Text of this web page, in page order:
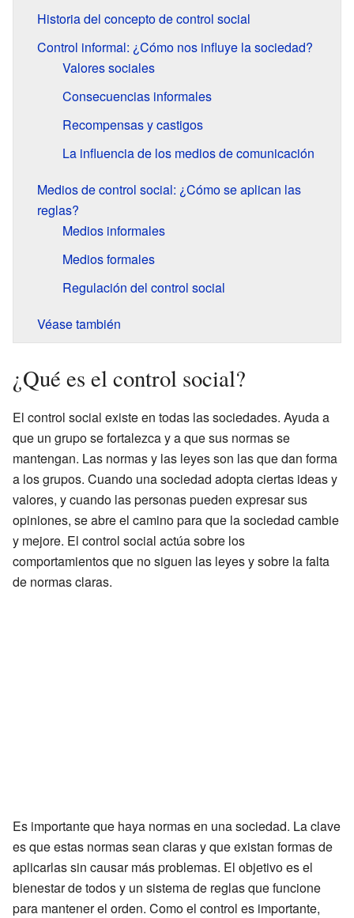
Historia del concepto de control social
Control informal: ¿Cómo nos influye la sociedad?
Valores sociales
Consecuencias informales
Recompensas y castigos
La influencia de los medios de comunicación
Medios de control social: ¿Cómo se aplican las
reglas?
Medios informales
Medios formales
Regulación del control social
Véase también
¿Qué es el control social?
El control social existe en todas las sociedades. Ayuda a
que un grupo se fortalezca y a que sus normas se
mantengan. Las normas y las leyes son las que dan forma
a los grupos. Cuando una sociedad adopta ciertas ideas y
valores, y cuando las personas pueden expresar sus
opiniones, se abre el camino para que la sociedad cambie
y mejore. El control social actúa sobre los
comportamientos que no siguen las leyes y sobre la falta
de normas claras.
Es importante que haya normas en una sociedad. La clave
es que estas normas sean claras y que existan formas de
aplicarlas sin causar más problemas. El objetivo es el
bienestar de todos y un sistema de reglas que funcione
para mantener el orden. Como el control es importante,